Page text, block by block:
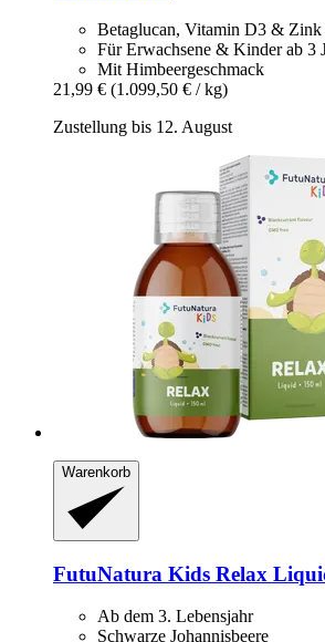
Betaglucan, Vitamin D3 & Zink
Für Erwachsene & Kinder ab 3
Mit Himbeergeschmack
21,99 € (1.099,50 € / kg)
Zustellung bis 12. August
Warenkorb
FutuNatura Kids Relax
Ab dem 3. Lebensjahr
Schwarze Johannisbeere